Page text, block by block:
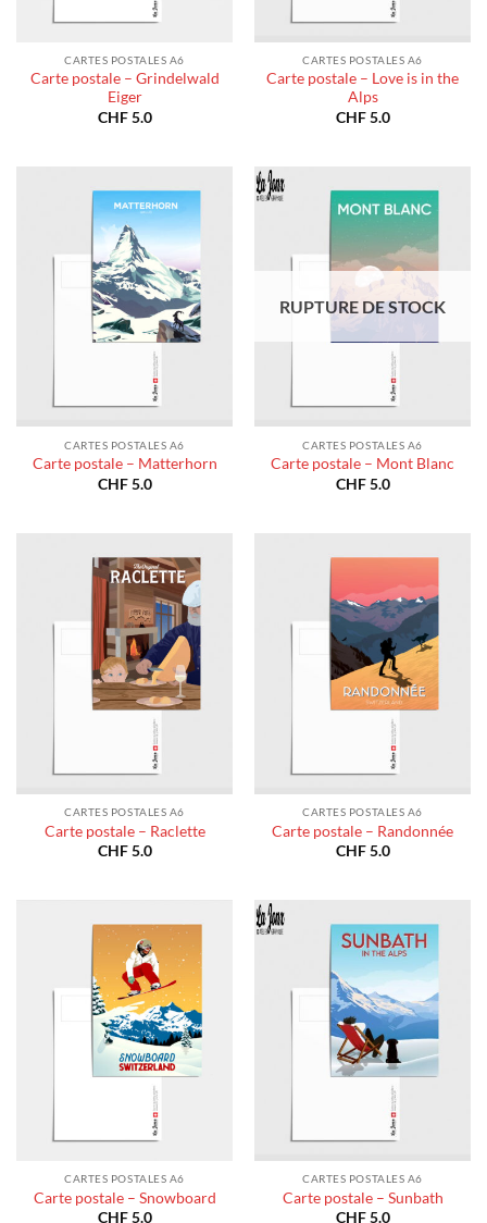
CARTES POSTALES A6
Carte postale – Grindelwald
Eiger
CHF5.0
CARTES POSTALES A6
Carte postale – Love is in the
Alps
CHF5.0
CARTES POSTALES A6
Carte postale – Matterhorn
CHF5.0
RUPTURE DE STOCK
CARTES POSTALES A6
Carte postale – Mont Blanc
CHF5.0
CARTES POSTALES A6
Carte postale – Raclette
CHF5.0
CARTES POSTALES A6
Carte postale – Randonnée
CHF5.0
CARTES POSTALES A6
Carte postale – Snowboard
CHF5.0
CARTES POSTALES A6
Carte postale – Sunbath
CHF5.0